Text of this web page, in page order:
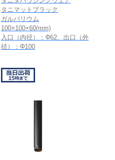
タニマットブラック
ガルバリウム
100×100×60(mm)
入口（内径）：Φ62、出口（外
径）：Φ100